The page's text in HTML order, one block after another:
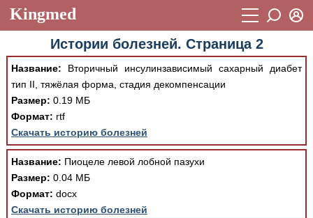
Kingmed
Учебный материал
Видеогалерея 899
Фотогалерея (1906)
Истории болезней 1268
Лекции и презентации 2474
Аккредитационные тесты
Методические рекомендации
Логин (E-mail):
Пароль
Восстановить пароль
Регистрация
Истории болезней. Страница 2
Название: Вторичный инсулинзависимый сахарный диабет
тип II, тяжёлая форма, стадия декомпенсации
Размер: 0.19 МБ
Формат: rtf
Скачать историю болезней
Название: Пиоцеле левой лобной пазухи
Размер: 0.04 МБ
Формат: docx
Скачать историю болезней